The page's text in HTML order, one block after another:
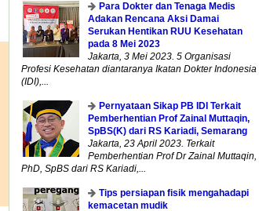
Para Dokter dan Tenaga Medis
Adakan Rencana Aksi Damai
Serukan Hentikan RUU Kesehatan
pada 8 Mei 2023
Jakarta, 3 Mei 2023. 5 Organisasi
Profesi Kesehatan diantaranya Ikatan Dokter Indonesia
(IDI),...
Pernyataan Sikap PB IDI Terkait
Pemberhentian Prof Zainal Muttaqin,
SpBS(K) dari RS Kariadi, Semarang
Jakarta, 23 April 2023. Terkait
Pemberhentian Prof Dr Zainal Muttaqin,
PhD, SpBS dari RS Kariadi,...
Tips persiapan fisik mengahadapi
kemacetan mudik